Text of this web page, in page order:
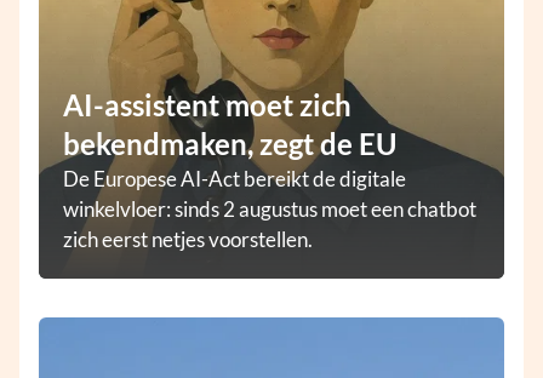
AI-assistent moet zich
bekendmaken, zegt de EU
De Europese AI-Act bereikt de digitale
winkelvloer: sinds 2 augustus moet een chatbot
zich eerst netjes voorstellen.